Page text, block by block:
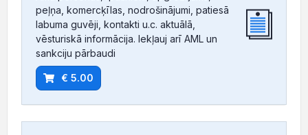
peļņa, komercķīlas, nodrošinājumi, patiesā
labuma guvēji, kontakti u.c. aktuālā,
vēsturiskā informācija. Iekļauj arī AML un
sankciju pārbaudi
€ 5.00